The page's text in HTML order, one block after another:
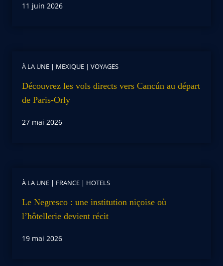
11 juin 2026
À LA UNE | MEXIQUE | VOYAGES
Découvrez les vols directs vers Cancún au départ
de Paris-Orly
27 mai 2026
À LA UNE | FRANCE | HOTELS
Le Negresco : une institution niçoise où
l’hôtellerie devient récit
19 mai 2026